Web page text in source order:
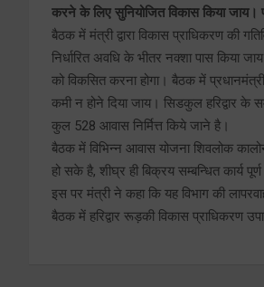
करने के लिए सुनियोजित विकास किया जाय।
बैठक में मंत्री द्वारा विकास प्राधिकरण की
निर्धारित अवधि के भीतर नक्शा पास किया
को विकसित करना होगा। बैठक में
कमी न होने दिया जाय। सिडकुल हरिद्वार के
कुल 528 आवास निर्मित्त किये जाने है।
बैठक में विभिन्न आवास योजना शिवलोक
हो सके है, शीघ्र ही बिक्रय सम्बन्धित कार्य
इस पर मंत्री ने कहा कि यह विभाग की
बैठक में हरिद्वार रूड़की विकास प्राधिकरण